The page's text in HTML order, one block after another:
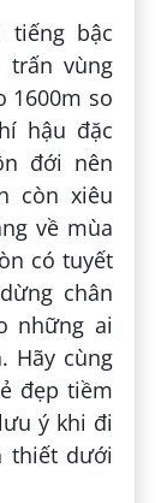
tiếng bậc
trấn vùng
1600m so
hậu đặc
đới nên
còn xiêu
về mùa
có tuyết
chân
những ai
Hãy cùng
đẹp tiềm
ý khi đi
thiết dưới